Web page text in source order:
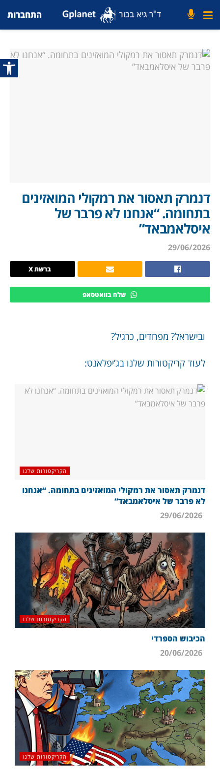
פתח
התחברות
דנמרק תאסור את רמקולי המואזינים
בתחומה. “אנחנו לא פרבר של
איסלאמבאד”
29/06/2026
ברשת X
שלח בוואטסאפ
ובישראל? מפחדים, כרגיל?
לעוד קריקטורות שלנו בג’יפלאנט:
הקריקטורות שלנו
דנמרק תאסור את רמקולי המואזינים בתחומה. “אנחנו
לא פרבר של איסלאמבאד”
הקריקטורות שלנו
הכיבוש הספרדי
הקריקטורות שלנו